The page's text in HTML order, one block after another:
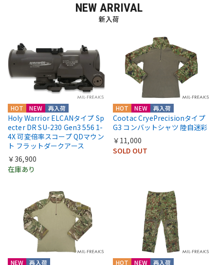
NEW ARRIVAL
新入荷
HOT NEW 再入荷
Holy Warrior ELCANタイプ Sp
ecter DR SU-230 Gen3 556 1-
4X 可変倍率スコープ QDマウン
ト フラットダークアース
￥36,900
在庫あり
HOT NEW 再入荷
Cootac CryePrecisionタイプ
G3 コンバットシャツ 陸自迷彩
￥11,000
SOLD OUT
NEW 再入荷 HOT NEW 再入荷